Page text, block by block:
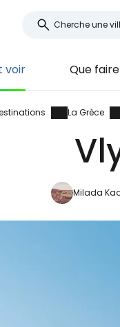
voir Que faire
La Grèce
Milada